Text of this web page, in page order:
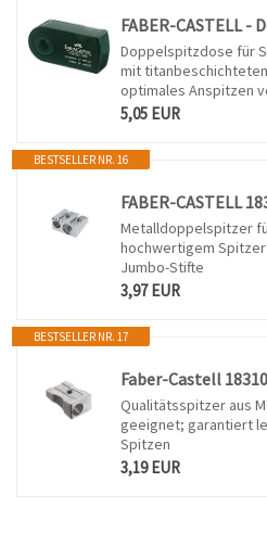
FABER-CASTELL -
Doppelspitzdose für
mit
optimales Anspitzen
5,05 EUR
BESTSELLER NR. 16
Metalldoppelspitzer
hochwertigem
Jumbo-Stifte
3,97 EUR
BESTSELLER NR. 17
Qualitätsspitzer aus
geeignet; garantiert
Spitzen
3,19 EUR